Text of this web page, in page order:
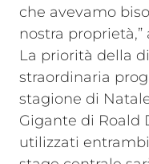
che avevamo
nostra
La priorità della
straordinaria
stagione di
Gigante di Roald
utilizzati entrambi